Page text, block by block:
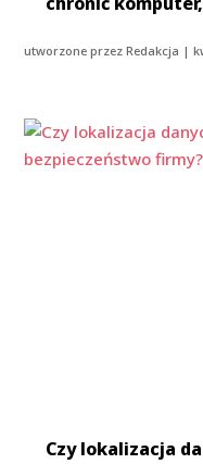
utworzone przezRedakcja |
Czy lokalizacja